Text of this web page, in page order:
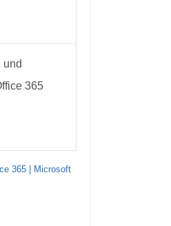
und
365
365 | Microsoft